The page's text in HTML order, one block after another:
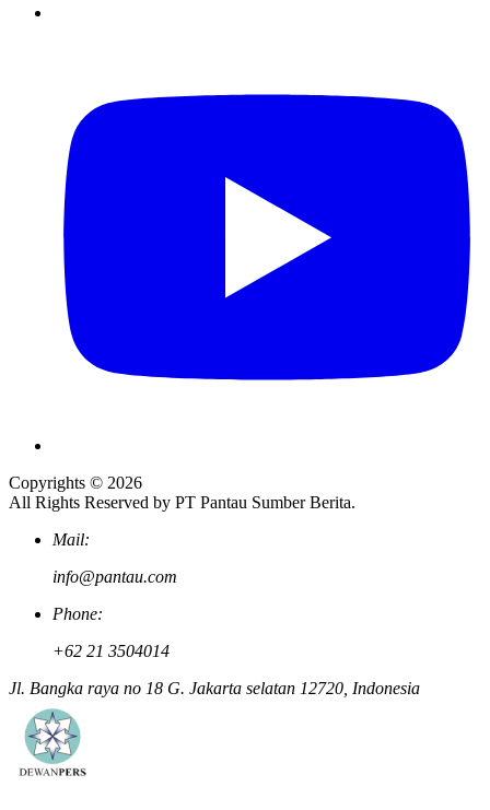
Copyrights © 2026
All Rights Reserved by PT Pantau Sumber Berita.
Mail:
info@pantau.com
Phone:
+62 21 3504014
Jl. Bangka raya no 18 G. Jakarta selatan 12720, Indonesia